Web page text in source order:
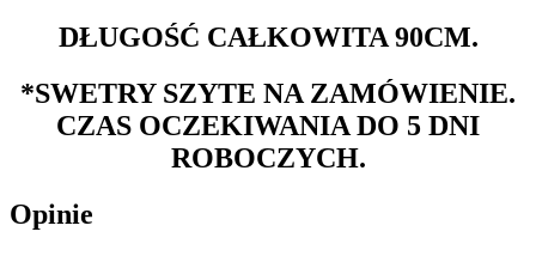
DŁUGOŚĆ CAŁKOWITA 90CM.
*SWETRY SZYTE NA ZAMÓWIENIE.
CZAS OCZEKIWANIA DO 5 DNI
ROBOCZYCH.
Opinie